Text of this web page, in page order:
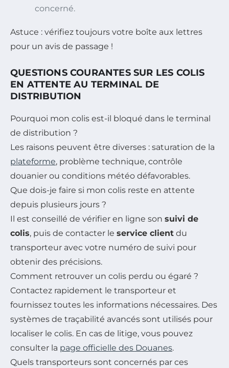
concerné.
Astuce : vérifiez toujours votre boîte aux lettres
pour un avis de passage !
QUESTIONS COURANTES SUR LES COLIS
EN ATTENTE AU TERMINAL DE
DISTRIBUTION
Pourquoi mon colis est-il bloqué dans le terminal
de distribution ?
Les raisons peuvent être diverses : saturation de la
plateforme, problème technique, contrôle
douanier ou conditions météo défavorables.
Que dois-je faire si mon colis reste en attente
depuis plusieurs jours ?
Il est conseillé de vérifier en ligne son suivi de
colis, puis de contacter le service client du
transporteur avec votre numéro de suivi pour
obtenir des précisions.
Comment retrouver un colis perdu ou égaré ?
Contactez rapidement le transporteur et
fournissez toutes les informations nécessaires. Des
systèmes de traçabilité avancés sont utilisés pour
localiser le colis. En cas de litige, vous pouvez
consulter la page officielle des Douanes.
Quels transporteurs sont concernés par ces